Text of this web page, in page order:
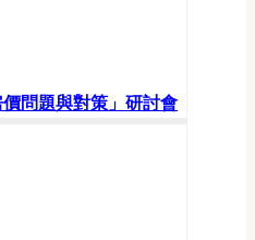
價問題與對策」研討會